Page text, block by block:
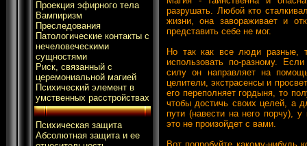
Проекция эфирного тела
Вампиризм
Преследования
Патологические контакты с
нечеловеческими
сущностями
Риск, связанный с
церемониальной магией
Психический элемент в
умственных расстройствах
Психическая защита
Абсолютная защита и ее
разрушать. Любой кто
жизни, она завораживает и
представить себе не мог.
Но так как все люди разные,
использовать по-разному.
силу он направляет на
целители, экстрасенсы и
его переполняет гордыня, то
чтобы достичь своих целей, а
пути (навести на него порчу),
это не произойдет с вами.